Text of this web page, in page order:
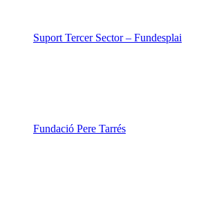
Suport Tercer Sector – Fundesplai
Fundació Pere Tarrés